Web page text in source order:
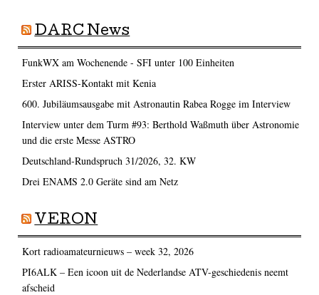
DARC News
FunkWX am Wochenende - SFI unter 100 Einheiten
Erster ARISS-Kontakt mit Kenia
600. Jubiläumsausgabe mit Astronautin Rabea Rogge im Interview
Interview unter dem Turm #93: Berthold Waßmuth über Astronomie
und die erste Messe ASTRO
Deutschland-Rundspruch 31/2026, 32. KW
Drei ENAMS 2.0 Geräte sind am Netz
VERON
Kort radioamateurnieuws – week 32, 2026
PI6ALK – Een icoon uit de Nederlandse ATV-geschiedenis neemt
afscheid